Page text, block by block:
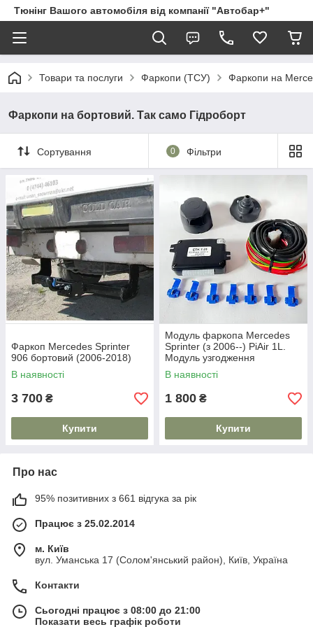
Тюнінг Вашого автомобіля від компанії "Автобар+"
Товари та послуги Фаркопи (ТСУ) Фаркопи на
Фаркопи на бортовий. Так само Гідроборт
Сортування 0 Фільтри
Фаркоп Mercedes Sprinter
906 бортовий (2006-2018)
В наявності
3 700 ₴
Купити
Модуль фаркопа Mercedes
Sprinter (з 2006--) PiAir 1L.
Модуль узгодження
В наявності
1 800 ₴
Купити
Про нас
95% позитивних з 661 відгука за рік
Працює з 25.02.2014
м. Київ
вул. Уманська 17 (Солом'янський район), Київ, Україна
Контакти
Сьогодні працює з 08:00 до 21:00
Показати весь графік роботи